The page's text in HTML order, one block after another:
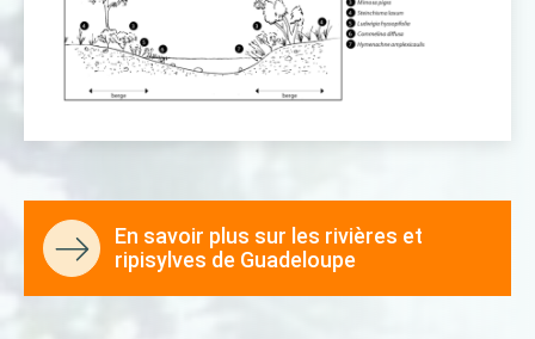
En savoir plus sur les rivières et
ripisylves de Guadeloupe